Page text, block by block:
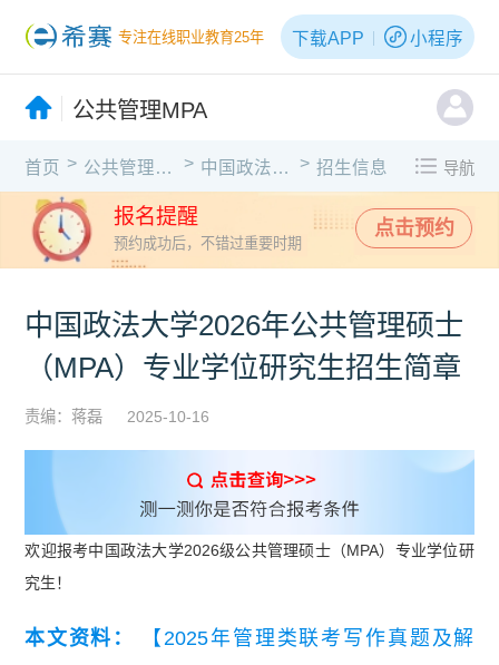
专注在线职业教育25年 下载APP 小程序
公共管理MPA
首页 > 公共管理MPA > 中国政法大学 > 招生信息 导航
报名提醒
预约成功后，不错过重要时期
点击预约
中国政法大学2026年公共管理硕士
（MPA）专业学位研究生招生简章
责编：蒋磊 2025-10-16
欢迎报考中国政法大学2026级公共管理硕士（MPA）专业学位研
究生！
本文资料：
【2025年管理类联考写作真题及解